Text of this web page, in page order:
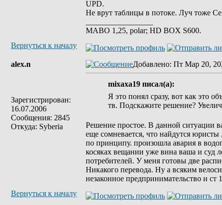
UPD.
Не врут таблицы в потоке. Луч тоже
MABO 1,25, polar; HD BOX S600.
Вернуться к началу
alex.n
Зарегистрирован:
16.07.2006
Сообщения: 2845
Откуда: Syberia
Добавлено: Пт Мар 20,
mixaxa19 писал(а):
Я это понял сразу, вот как это
тв. Подскажите решение?
Решение простое. В данной ситуации
еще сомневается, что найдутся юристы
по принципу. произошла авария в
косяках вещании уже вина ваша и суд
потребителей. У меня готовы две
Никакого перевода. Ну а всяким
незаконное предпринимательство и
Вернуться к началу